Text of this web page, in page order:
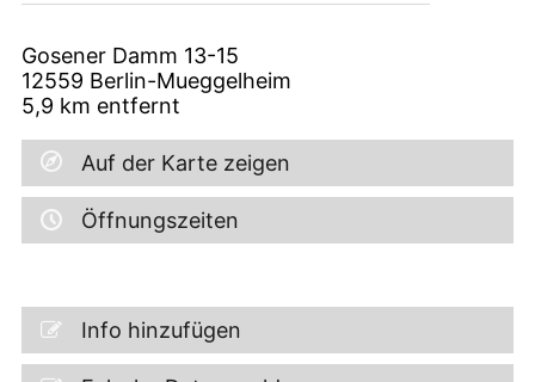
Gosener Damm 13-15
12559 Berlin-Mueggelheim
5,9 km entfernt
Auf der Karte zeigen
Öffnungszeiten
Info hinzufügen